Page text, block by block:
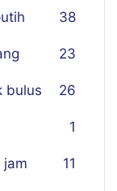
38
23
bulus 26
1
11